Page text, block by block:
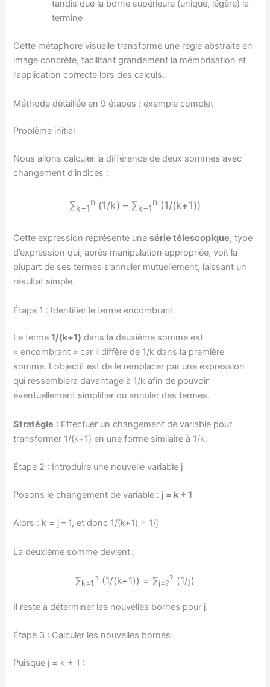
tandis que la borne supérieure (unique, légère) la
termine
Cette métaphore visuelle transforme une règle abstraite en
image concrète, facilitant grandement la mémorisation et
l’application correcte lors des calculs.
Méthode détaillée en 9 étapes : exemple complet
Problème initial
Nous allons calculer la différence de deux sommes avec
changement d’indices :
∑k=1
n (1/k) – ∑k=1
n (1/(k+1))
Cette expression représente unesérie télescopique, type
d’expression qui, après manipulation appropriée, voit la
plupart de ses termes s’annuler mutuellement, laissant un
résultat simple.
Étape 1 : Identifier le terme encombrant
Le terme1/(k+1) dans la deuxième somme est
« encombrant » car il diffère de 1/k dans la première
somme. L’objectif est de le remplacer par une expression
qui ressemblera davantage à 1/k afin de pouvoir
éventuellement simplifier ou annuler des termes.
Stratégie : Effectuer un changement de variable pour
transformer 1/(k+1) en une forme similaire à 1/k.
Étape 2 : Introduire une nouvelle variable j
Posons le changement de variable : j = k + 1
Alors : k = j – 1, et donc 1/(k+1) = 1/j
La deuxième somme devient :
∑k=1
n (1/(k+1)) = ∑j=?
? (1/j)
Il reste à déterminer les nouvelles bornes pour j.
Étape 3 : Calculer les nouvelles bornes
Puisque j = k + 1 :